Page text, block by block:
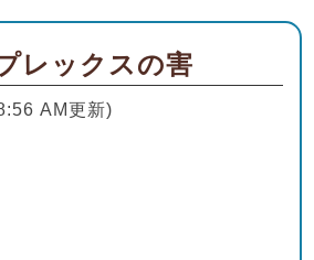
レックスの害
AM更新)